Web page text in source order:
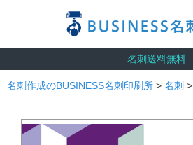
名刺送料無料
名刺作成のBUSINESS名刺印刷所 > 名刺 >